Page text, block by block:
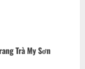
Trà My Sơn